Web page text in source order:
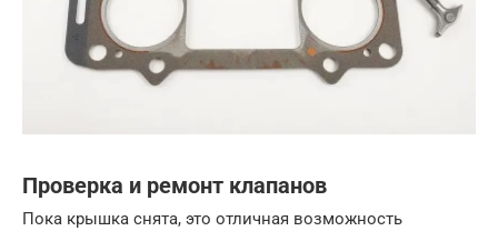
Проверка и ремонт клапанов
Пока крышка снята, это отличная возможность